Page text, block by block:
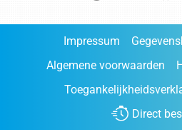
Impressum
Algemene voorwaarden
Direct